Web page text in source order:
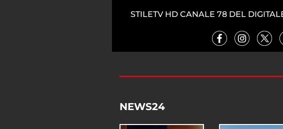
STILETV HD CANALE 78 DEL
NEWS24